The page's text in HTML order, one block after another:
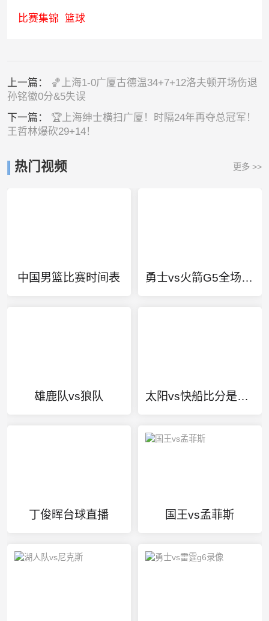
比赛集锦 篮球
上一篇：
🏀上海1-0广厦古德温34+7+12洛夫顿开场伤退
孙铭徽0分&5失误
下一篇： 🏆上海绅士横扫广厦！时隔24年再夺总冠军！
王哲林爆砍29+14！
热门视频 更多 >>
中国男篮比赛时间表 勇士vs火箭G5全场回放
雄鹿队vs狼队 太阳vs快船比分是多少
丁俊晖台球直播 国王vs孟菲斯